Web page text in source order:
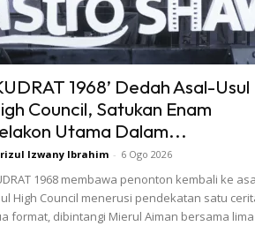
1968’ Dedah Asal-Usul
Council, Satukan Enam
Utama Dalam...
Izwany Ibrahim - 6 Ogo 2026
1968 membawa penonton kembali ke
High Council menerusi pendekatan satu
format, dibintangi Mierul Aiman bersama lima